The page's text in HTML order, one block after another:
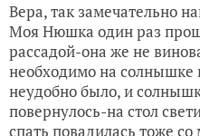
Вера, так замечательно
Моя Нюшка один раз
рассадой-она же не
необходимо на солнышке
неудобно было, и
повернулось-на стол
спать повадилась тоже